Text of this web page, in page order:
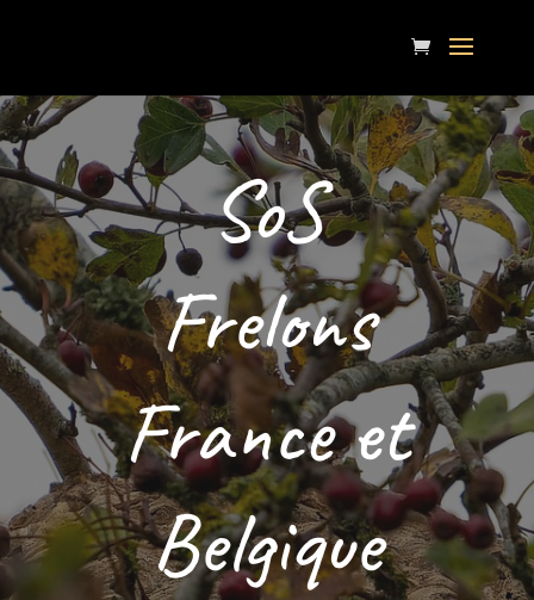
SoS
Frelons
France et
Belgique